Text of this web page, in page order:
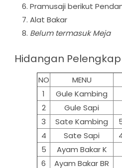
Pramusaji berikut
Alat Bakar
Belum termasuk Meja
Hidangan
NO MENU
1
Gule Kambing
2
Gule Sapi
3
Sate Kambing
4
Sate Sapi
5
Ayam Bakar K
6
Ayam Bakar BR